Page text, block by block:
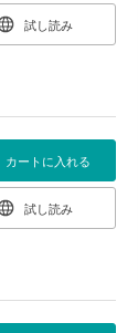
試し読み
カートに入れる
試し読み